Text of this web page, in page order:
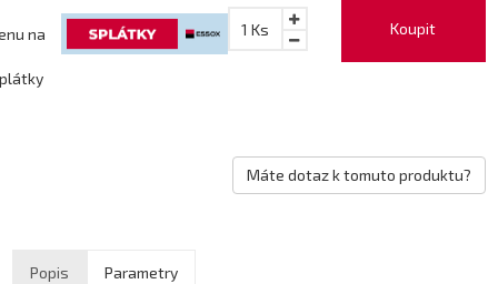
Koupit
1 Ks
na
Máte dotaz k tomuto produktu?
Popis Parametry